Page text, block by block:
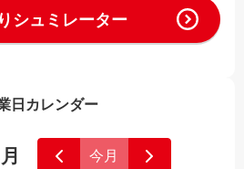
シュミレーター
日カレンダー
今月